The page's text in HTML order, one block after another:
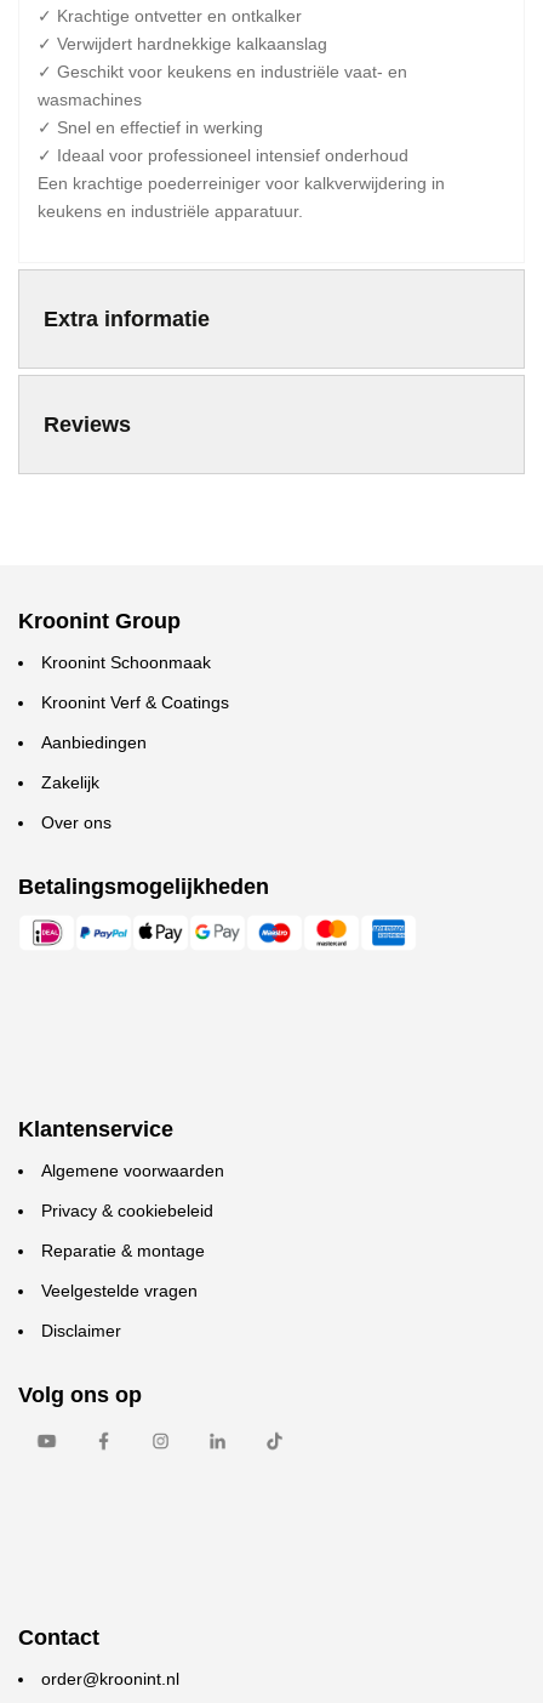
✓ Krachtige ontvetter en ontkalker
✓ Verwijdert hardnekkige kalkaanslag
✓ Geschikt voor keukens en industriële vaat- en
wasmachines
✓ Snel en effectief in werking
✓ Ideaal voor professioneel intensief onderhoud
Een krachtige poederreiniger voor kalkverwijdering in
keukens en industriële apparatuur.
Extra informatie
Reviews
Kroonint Group
Kroonint Schoonmaak
Kroonint Verf & Coatings
Aanbiedingen
Zakelijk
Over ons
Betalingsmogelijkheden
Klantenservice
Algemene voorwaarden
Privacy & cookiebeleid
Reparatie & montage
Veelgestelde vragen
Disclaimer
Volg ons op
Contact
order@kroonint.nl